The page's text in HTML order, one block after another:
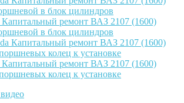
Капитальный ремонт ВАЗ 2107 (1600)
в блок цилиндров
Капитальный ремонт ВАЗ 2107 (1600)
колец к установке